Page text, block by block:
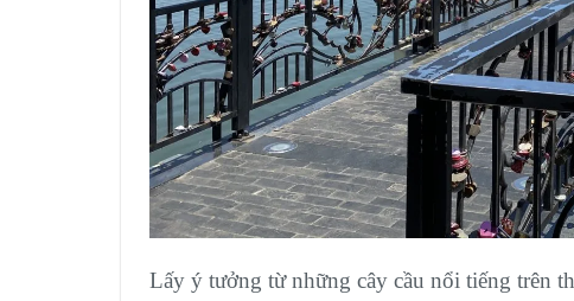
Lấy ý tưởng từ những cây cầu nổi tiếng trên